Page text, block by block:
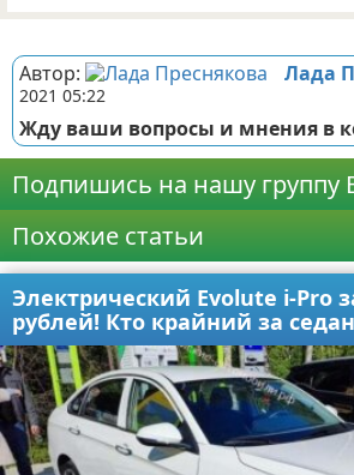
Автор: Лада
2021 05:22
Жду ваши вопросы и мнения в
Подпишись на нашу группу
Похожие статьи
Электрический Evolute i-Pro
рублей! Кто крайний за